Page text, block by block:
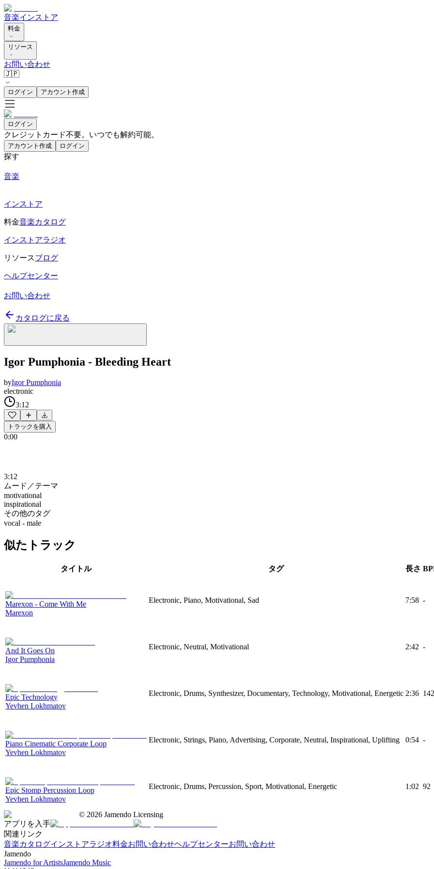
音楽インストア
料金
リソース
お問い合わせ
🇯🇵
ログイン アカウント作成
ログイン
クレジットカード不要。いつでも解約可能。
アカウント作成 ログイン
探す
音楽
インストア
料金音楽カタログ
インストアラジオ
リソースブログ
ヘルプセンター
お問い合わせ
カタログに戻る
Igor Pumphonia - Bleeding Heart
byIgor Pumphonia
electronic
3:12
トラックを購入
0:00
3:12
ムード／テーマ
motivational
inspirational
その他のタグ
vocal - male
似たトラック
タイトル タグ 長さ
Marexon - Come With Me
Marexon
Electronic, Piano, Motivational, Sad 7:58 -
And It Goes On
Igor Pumphonia
Electronic, Neutral, Motivational 2:42 -
Epic Technology
Yevhen Lokhmatov
Electronic, Drums, Synthesizer, Documentary, Technology, Motivational, Energetic 2:36 142
Piano Cinematic Corporate Loop
Yevhen Lokhmatov
Electronic, Strings, Piano, Advertising, Corporate, Neutral, Inspirational, Uplifting 0:54 -
Epic Stomp Percussion Loop
Yevhen Lokhmatov
Electronic, Drums, Percussion, Sport, Motivational, Energetic 1:02 92
© 2026 Jamendo Licensing
アプリを入手
関連リンク
音楽カタログインストアラジオ料金お問い合わせヘルプセンターお問い合わせ
Jamendo
Jamendo for ArtistsJamendo Music